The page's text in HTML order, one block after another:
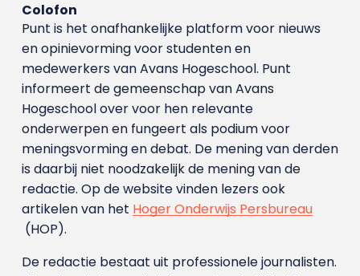
Colofon
Punt is het onafhankelijke platform voor nieuws
en opinievorming voor studenten en
medewerkers van Avans Hoge­school. Punt
informeert de gemeenschap van Avans
Hogeschool over voor hen relevante
onderwerpen en fungeert als podium voor
meningsvorming en debat. De mening van derden
is daarbij niet noodzakelijk de mening van de
redactie. Op de website vinden lezers ook
artikelen van het Hoger Onderwijs Persbureau
(HOP).
De redactie bestaat uit professionele journalisten.